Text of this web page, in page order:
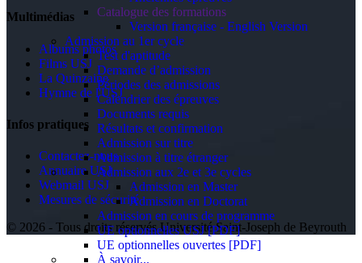
Catalogue des formations
Version française - English Version
Admission au 1er cycle
Test d'aptitude
Demande d’admission
Périodes des admissions
Calendrier des épreuves
Documents requis
Résultats et confirmation
Admission sur titre
Admission à titre étranger
Admission aux 2e et 3e cycles
Admission en Master
Admission en Doctorat
Admission en cours de programme
UE optionnelles USJ [PDF]
UE optionnelles ouvertes [PDF]
À savoir...
Multimédias
Albums photos
Films USJ
La Quinzaine
Hymne de l'USJ
Infos pratiques
Contactez-nous
Annuaire USJ
Webmail USJ
Mesures de sécurité
© 2026 - Tous droits réservés Université Saint-Joseph de Beyrouth